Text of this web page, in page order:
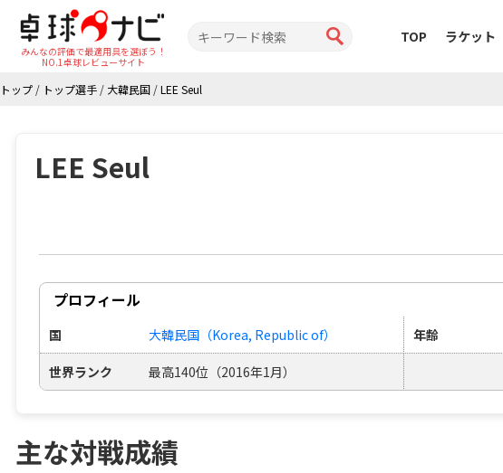
みんなの評価で最適用具を選ぼう！
NO.1卓球レビューサイト
TOP ラケット
トップ / トップ選手 / 大韓民国 /LEE Seul
LEE Seul
プロフィール
国 大韓民国（Korea, Republic of） 年齢
世界ランク 最高140位（2016年1月）
主な対戦成績